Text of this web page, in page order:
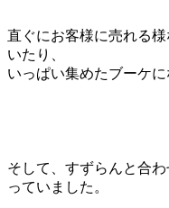
直ぐにお客様に売れる
いたり、
いっぱい集めたブーケ
そして、すずらんと合
っていました。